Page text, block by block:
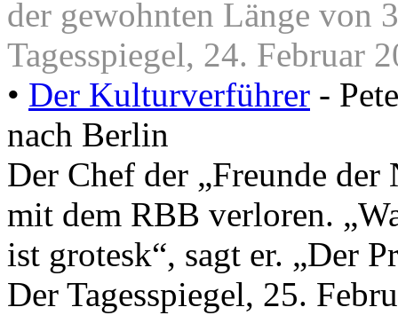
der gewohnten Länge von
Tagesspiegel, 24. Februar
• Der Kulturverführer -
nach Berlin
Der Chef der „Freunde
mit dem RBB verloren.
ist grotesk“, sagt er. „Der
Der Tagesspiegel, 25.